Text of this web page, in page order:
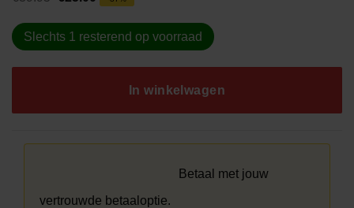
was:
€39.95.
prijs
is:
€25.00.
Slechts 1 resterend op voorraad
In winkelwagen
Betaal met jouw
vertrouwde betaaloptie.